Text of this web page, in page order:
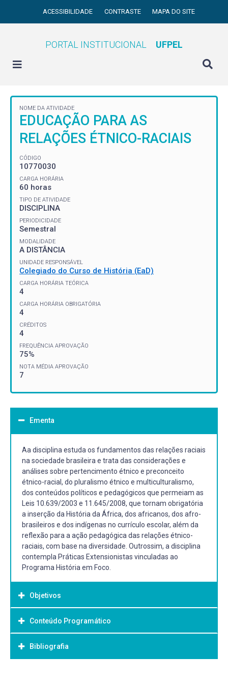
ACESSIBILIDADE CONTRASTE MAPA DO SITE
PORTAL INSTITUCIONAL UFPEL
NOME DA ATIVIDADE
EDUCAÇÃO PARA AS
RELAÇÕES ÉTNICO-RACIAIS
CÓDIGO
10770030
CARGA HORÁRIA
60 horas
TIPO DE ATIVIDADE
DISCIPLINA
PERIODICIDADE
Semestral
MODALIDADE
A DISTÂNCIA
UNIDADE RESPONSÁVEL
Colegiado do Curso de História (EaD)
CARGA HORÁRIA TEÓRICA
4
CARGA HORÁRIA OBRIGATÓRIA
4
CRÉDITOS
4
FREQUÊNCIA APROVAÇÃO
75%
NOTA MÉDIA APROVAÇÃO
7
Ementa
Aa disciplina estuda os fundamentos das relações raciais
na sociedade brasileira e trata das considerações e
análises sobre pertencimento étnico e preconceito
étnico-racial, do pluralismo étnico e multiculturalismo,
dos conteúdos políticos e pedagógicos que permeiam as
Leis 10.639/2003 e 11.645/2008, que tornam obrigatória
a inserção da História da África, dos africanos, dos afro-
brasileiros e dos indígenas no currículo escolar, além da
reflexão para a ação pedagógica das relações étnico-
raciais, com base na diversidade. Outrossim, a disciplina
contempla Práticas Extensionistas vinculadas ao
Programa História em Foco.
Objetivos
Objetivo Geral:
Proporcionar aos discentes a análise dos debates sobre a
Educação das Relações Étnico-raciais, sob o
Conteúdo Programático
Bibliografia